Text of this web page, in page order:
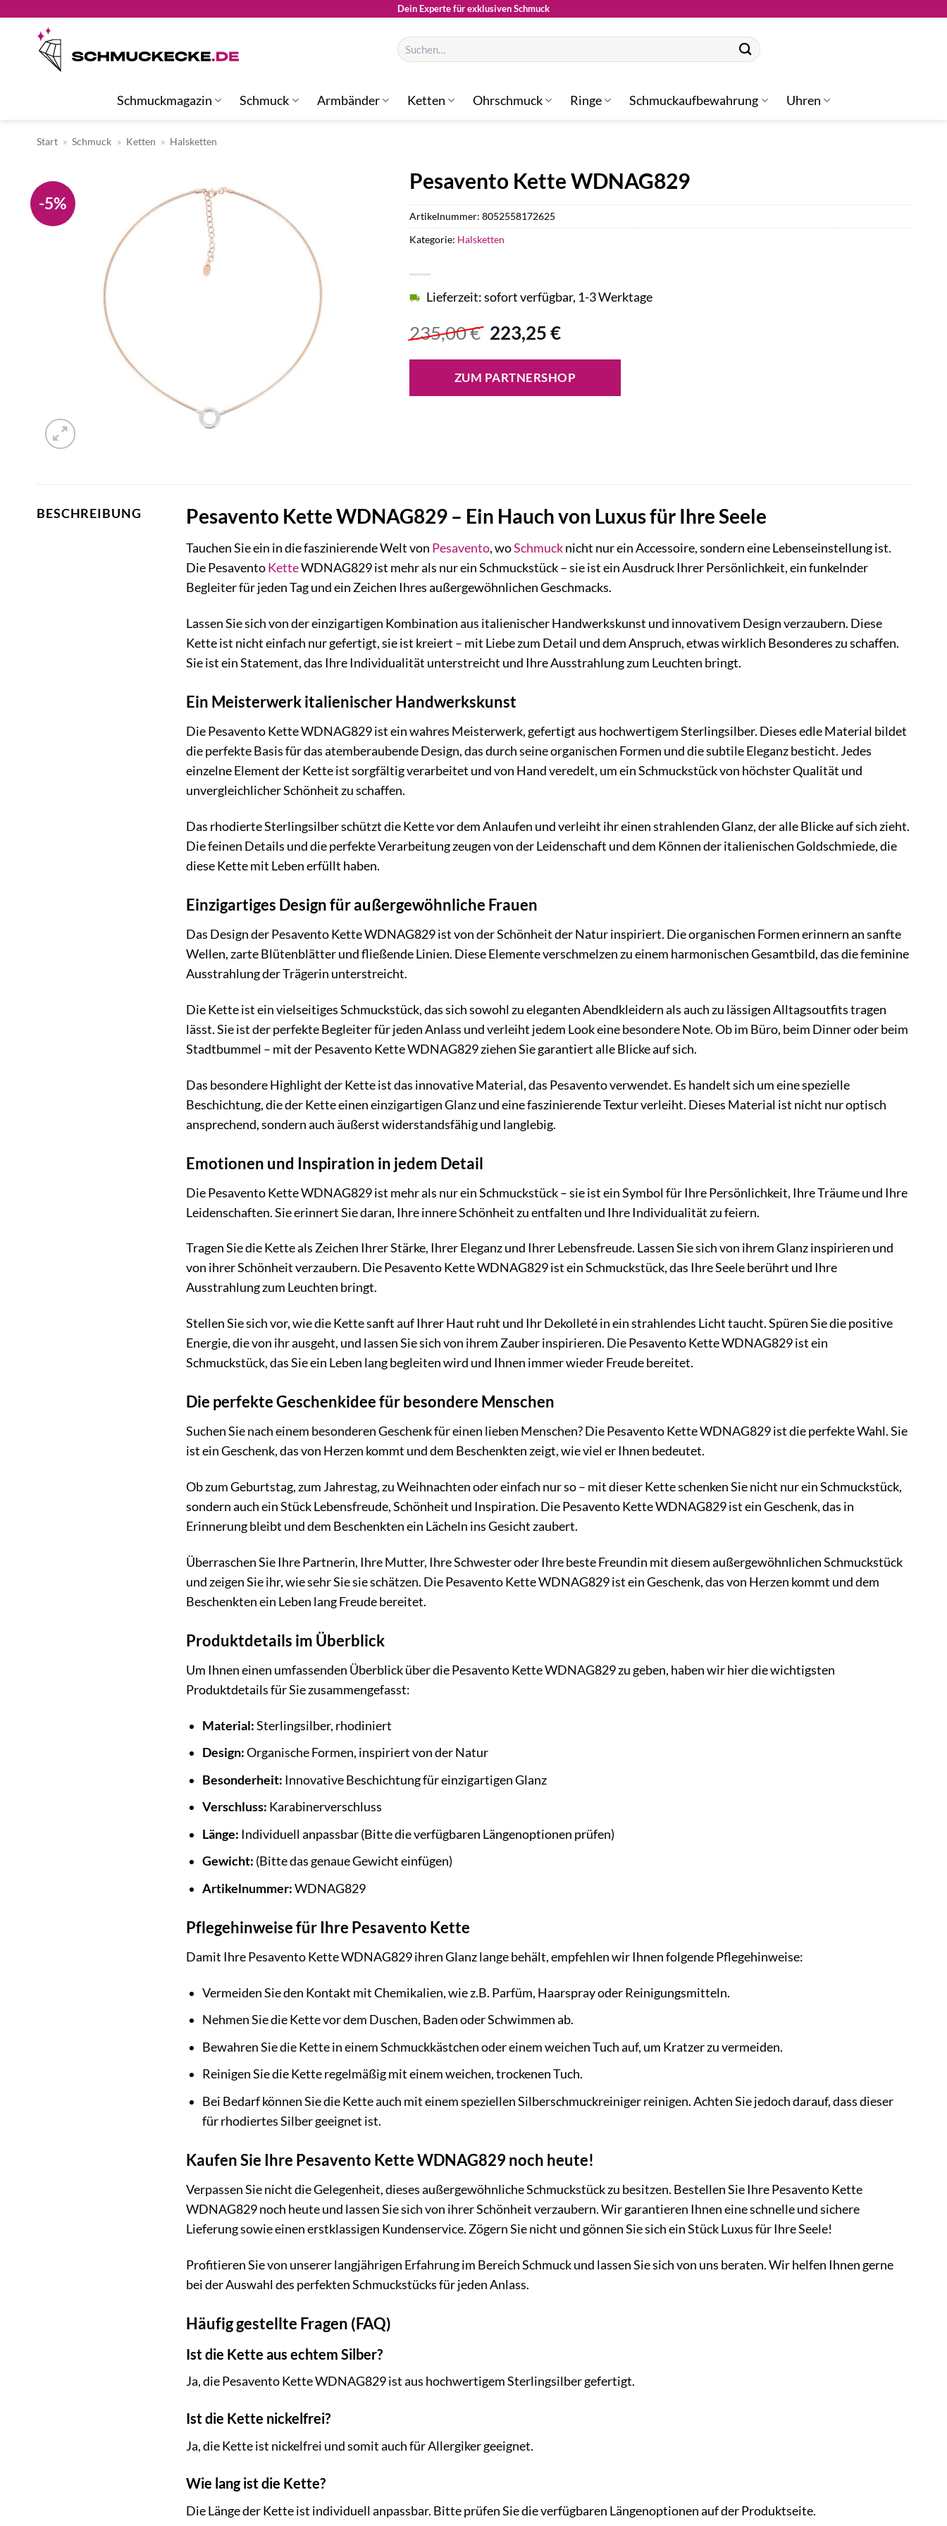
springen
Dein Experte für exklusiven Schmuck
Suchen
nach:
Schmuckmagazin Schmuck Armbänder Ketten Ohrschmuck Ringe Schmuckaufbewahrung Uhren
Start » Schmuck » Ketten » Halsketten
-5%
Pesavento Kette WDNAG829
235,00€ Ursprünglicher
Preis
war:
235,00 €
223,25€Aktueller
ist:
223,25 €.
Lieferzeit: sofort verfügbar, 1-3 Werktage
ZUM PARTNERSHOP
Artikelnummer:8052558172625
Kategorie: Halsketten
BESCHREIBUNG Pesavento Kette WDNAG829 – Ein Hauch von Luxus für Ihre Seele
Tauchen Sie ein in die faszinierende Welt von Pesavento, woSchmucknicht nur ein Accessoire, sondern eine Lebenseinstellung ist.
Die PesaventoKetteWDNAG829 ist mehr als nur ein Schmuckstück – sie ist ein Ausdruck Ihrer Persönlichkeit, ein funkelnder
Begleiter für jeden Tag und ein Zeichen Ihres außergewöhnlichen Geschmacks.
Lassen Sie sich von der einzigartigen Kombination aus italienischer Handwerkskunst und innovativem Design verzaubern. Diese
Kette ist nicht einfach nur gefertigt, sie ist kreiert – mit Liebe zum Detail und dem Anspruch, etwas wirklich Besonderes zu schaffen.
Sie ist ein Statement, das Ihre Individualität unterstreicht und Ihre Ausstrahlung zum Leuchten bringt.
Ein Meisterwerk italienischer Handwerkskunst
Die Pesavento Kette WDNAG829 ist ein wahres Meisterwerk, gefertigt aus hochwertigem Sterlingsilber. Dieses edle Material bildet
die perfekte Basis für das atemberaubende Design, das durch seine organischen Formen und die subtile Eleganz besticht. Jedes
einzelne Element der Kette ist sorgfältig verarbeitet und von Hand veredelt, um ein Schmuckstück von höchster Qualität und
unvergleichlicher Schönheit zu schaffen.
Das rhodierte Sterlingsilber schützt die Kette vor dem Anlaufen und verleiht ihr einen strahlenden Glanz, der alle Blicke auf sich zieht.
Die feinen Details und die perfekte Verarbeitung zeugen von der Leidenschaft und dem Können der italienischen Goldschmiede, die
diese Kette mit Leben erfüllt haben.
Einzigartiges Design für außergewöhnliche Frauen
Das Design der Pesavento Kette WDNAG829 ist von der Schönheit der Natur inspiriert. Die organischen Formen erinnern an sanfte
Wellen, zarte Blütenblätter und fließende Linien. Diese Elemente verschmelzen zu einem harmonischen Gesamtbild, das die feminine
Ausstrahlung der Trägerin unterstreicht.
Die Kette ist ein vielseitiges Schmuckstück, das sich sowohl zu eleganten Abendkleidern als auch zu lässigen Alltagsoutfits tragen
lässt. Sie ist der perfekte Begleiter für jeden Anlass und verleiht jedem Look eine besondere Note. Ob im Büro, beim Dinner oder beim
Stadtbummel – mit der Pesavento Kette WDNAG829 ziehen Sie garantiert alle Blicke auf sich.
Das besondere Highlight der Kette ist das innovative Material, das Pesavento verwendet. Es handelt sich um eine spezielle
Beschichtung, die der Kette einen einzigartigen Glanz und eine faszinierende Textur verleiht. Dieses Material ist nicht nur optisch
ansprechend, sondern auch äußerst widerstandsfähig und langlebig.
Emotionen und Inspiration in jedem Detail
Die Pesavento Kette WDNAG829 ist mehr als nur ein Schmuckstück – sie ist ein Symbol für Ihre Persönlichkeit, Ihre Träume und Ihre
Leidenschaften. Sie erinnert Sie daran, Ihre innere Schönheit zu entfalten und Ihre Individualität zu feiern.
Tragen Sie die Kette als Zeichen Ihrer Stärke, Ihrer Eleganz und Ihrer Lebensfreude. Lassen Sie sich von ihrem Glanz inspirieren und
von ihrer Schönheit verzaubern. Die Pesavento Kette WDNAG829 ist ein Schmuckstück, das Ihre Seele berührt und Ihre
Ausstrahlung zum Leuchten bringt.
Stellen Sie sich vor, wie die Kette sanft auf Ihrer Haut ruht und Ihr Dekolleté in ein strahlendes Licht taucht. Spüren Sie die positive
Energie, die von ihr ausgeht, und lassen Sie sich von ihrem Zauber inspirieren. Die Pesavento Kette WDNAG829 ist ein
Schmuckstück, das Sie ein Leben lang begleiten wird und Ihnen immer wieder Freude bereitet.
Die perfekte Geschenkidee für besondere Menschen
Suchen Sie nach einem besonderen Geschenk für einen lieben Menschen? Die Pesavento Kette WDNAG829 ist die perfekte Wahl. Sie
ist ein Geschenk, das von Herzen kommt und dem Beschenkten zeigt, wie viel er Ihnen bedeutet.
Ob zum Geburtstag, zum Jahrestag, zu Weihnachten oder einfach nur so – mit dieser Kette schenken Sie nicht nur ein Schmuckstück,
sondern auch ein Stück Lebensfreude, Schönheit und Inspiration. Die Pesavento Kette WDNAG829 ist ein Geschenk, das in
Erinnerung bleibt und dem Beschenkten ein Lächeln ins Gesicht zaubert.
Überraschen Sie Ihre Partnerin, Ihre Mutter, Ihre Schwester oder Ihre beste Freundin mit diesem außergewöhnlichen Schmuckstück
und zeigen Sie ihr, wie sehr Sie sie schätzen. Die Pesavento Kette WDNAG829 ist ein Geschenk, das von Herzen kommt und dem
Beschenkten ein Leben lang Freude bereitet.
Produktdetails im Überblick
Um Ihnen einen umfassenden Überblick über die Pesavento Kette WDNAG829 zu geben, haben wir hier die wichtigsten
Produktdetails für Sie zusammengefasst:
Material:Sterlingsilber, rhodiniert
Design:Organische Formen, inspiriert von der Natur
Besonderheit: Innovative Beschichtung für einzigartigen Glanz
Verschluss: Karabinerverschluss
Länge: Individuell anpassbar (Bitte die verfügbaren Längenoptionen prüfen)
Gewicht: (Bitte das genaue Gewicht einfügen)
Artikelnummer:WDNAG829
Pflegehinweise für Ihre Pesavento Kette
Damit Ihre Pesavento Kette WDNAG829 ihren Glanz lange behält, empfehlen wir Ihnen folgende Pflegehinweise:
Vermeiden Sie den Kontakt mit Chemikalien, wie z.B. Parfüm, Haarspray oder Reinigungsmitteln.
Nehmen Sie die Kette vor dem Duschen, Baden oder Schwimmen ab.
Bewahren Sie die Kette in einem Schmuckkästchen oder einem weichen Tuch auf, um Kratzer zu vermeiden.
Reinigen Sie die Kette regelmäßig mit einem weichen, trockenen Tuch.
Bei Bedarf können Sie die Kette auch mit einem speziellen Silberschmuckreiniger reinigen. Achten Sie jedoch darauf, dass dieser
für rhodiertes Silber geeignet ist.
Kaufen Sie Ihre Pesavento Kette WDNAG829 noch heute!
Verpassen Sie nicht die Gelegenheit, dieses außergewöhnliche Schmuckstück zu besitzen. Bestellen Sie Ihre Pesavento Kette
WDNAG829 noch heute und lassen Sie sich von ihrer Schönheit verzaubern. Wir garantieren Ihnen eine schnelle und sichere
Lieferung sowie einen erstklassigen Kundenservice. Zögern Sie nicht und gönnen Sie sich ein Stück Luxus für Ihre Seele!
Profitieren Sie von unserer langjährigen Erfahrung im Bereich Schmuck und lassen Sie sich von uns beraten. Wir helfen Ihnen gerne
bei der Auswahl des perfekten Schmuckstücks für jeden Anlass.
Häufig gestellte Fragen (FAQ)
Ist die Kette aus echtem Silber?
Ja, die Pesavento Kette WDNAG829 ist aus hochwertigem Sterlingsilber gefertigt.
Ist die Kette nickelfrei?
Ja, die Kette ist nickelfrei und somit auch für Allergiker geeignet.
Wie lang ist die Kette?
Die Länge der Kette ist individuell anpassbar. Bitte prüfen Sie die verfügbaren Längenoptionen auf der Produktseite.